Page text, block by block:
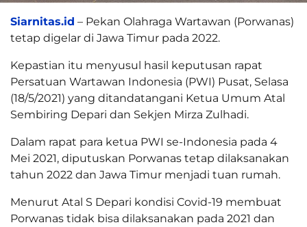
Siarnitas.id – Pekan Olahraga Wartawan (Porwanas)
tetap digelar di Jawa Timur pada 2022.
Kepastian itu menyusul hasil keputusan rapat
Persatuan Wartawan Indonesia (PWI) Pusat, Selasa
(18/5/2021) yang ditandatangani Ketua Umum Atal
Sembiring Depari dan Sekjen Mirza Zulhadi.
Dalam rapat para ketua PWI se-Indonesia pada 4
Mei 2021, diputuskan Porwanas tetap dilaksanakan
tahun 2022 dan Jawa Timur menjadi tuan rumah.
Menurut Atal S Depari kondisi Covid-19 membuat
Porwanas tidak bisa dilaksanakan pada 2021 dan